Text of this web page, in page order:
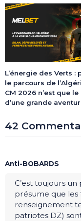
L’énergie des Verts :
le parcours de
CM 2026 n’est que
d’une grande
42
Anti-BOBARDS
C’est toujours un
présume que les
renseignement
patriotes DZ)